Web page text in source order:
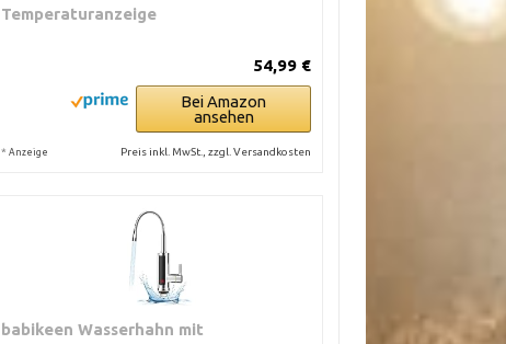
Temperaturanzeige
54,99 €
Bei Amazon
ansehen
* Anzeige Preis inkl. MwSt., zzgl. Versandkosten
babikeen Wasserhahn mit